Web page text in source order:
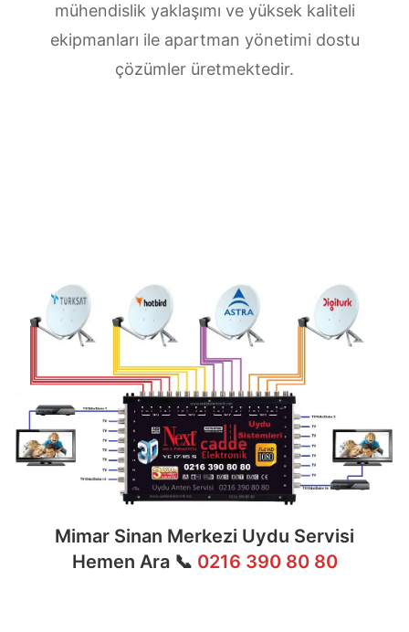
mühendislik yaklaşımı ve yüksek kaliteli
ekipmanları ile apartman yönetimi dostu
çözümler üretmektedir.
Mimar Sinan Merkezi Uydu Servisi
Hemen Ara 📞 0216 390 80 80